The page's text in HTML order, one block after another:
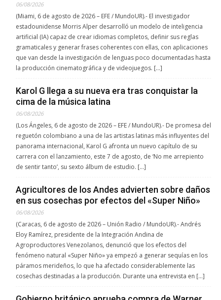
06/08/2026
(Miami, 6 de agosto de 2026 – EFE / MundoUR).- El investigador
estadounidense Morris Alper desarrolló un modelo de inteligencia
artificial (IA) capaz de crear idiomas completos, definir sus reglas
gramaticales y generar frases coherentes con ellas, con aplicaciones
que van desde la investigación de lenguas poco documentadas hasta
la producción cinematográfica y de videojuegos. […]
Karol G llega a su nueva era tras conquistar la
cima de la música latina
06/08/2026
(Los Ángeles, 6 de agosto de 2026 – EFE / MundoUR).- De promesa del
reguetón colombiano a una de las artistas latinas más influyentes del
panorama internacional, Karol G afronta un nuevo capítulo de su
carrera con el lanzamiento, este 7 de agosto, de ‘No me arrepiento
de sentir tanto’, su sexto álbum de estudio. […]
Agricultores de los Andes advierten sobre daños
en sus cosechas por efectos del «Super Niño»
06/08/2026
(Caracas, 6 de agosto de 2026 – Unión Radio / MundoUR).- Andrés
Eloy Ramírez, presidente de la Integración Andina de
Agroproductores Venezolanos, denunció que los efectos del
fenómeno natural «Super Niño» ya empezó a generar sequías en los
páramos merideños, lo que ha afectado considerablemente las
cosechas destinadas a la producción. Durante una entrevista en […]